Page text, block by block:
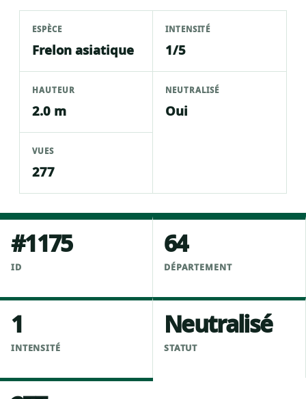
ESPÈCE
Frelon asiatique
INTENSITÉ
1/5
HAUTEUR
2.0 m
NEUTRALISÉ
Oui
VUES
277
#1175
ID
64
DÉPARTEMENT
1
INTENSITÉ
Neutralisé
STATUT